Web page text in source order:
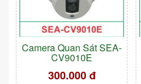
Camera Quan Sát SEA-
CV9010E
300.000 đ